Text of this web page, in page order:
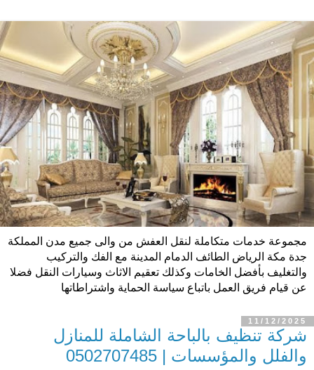
مجموعة خدمات متكاملة لنقل العفش من والى جميع مدن المملكة
جدة مكة الرياض الطائف الدمام المدينة مع الفك والتركيب
والتغليف بأفضل الخامات وكذلك تعقيم الاثاث وسيارات النقل فضلا
عن قيام فريق العمل باتباع سياسة الحماية واشتراطاتها
11/12/2025
شركة تنظيف بالباحة الشاملة للمنازل
والفلل والمؤسسات | 0502707485